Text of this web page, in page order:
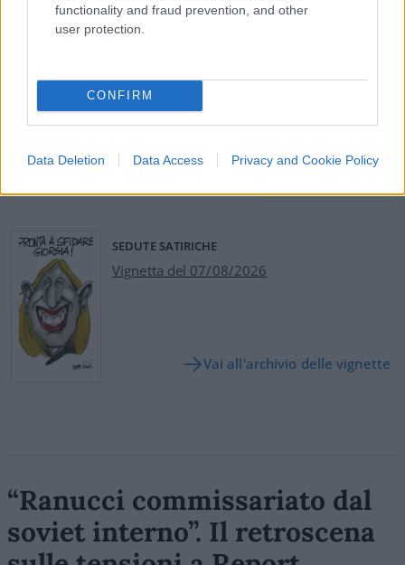
functionality and fraud prevention, and other
user protection.
CONFIRM
Data Deletion Data Access Privacy and Cookie Policy
#CHILLER
24
SEDUTE SATIRICHE
Vignetta del 07/08/2026
Vai all'archivio delle vignette
“Ranucci commissariato dal
soviet interno”. Il retroscena